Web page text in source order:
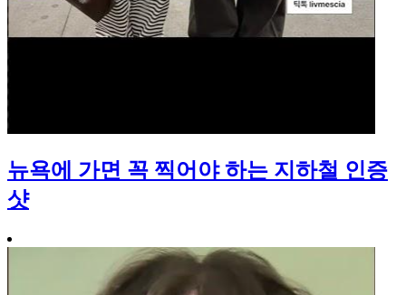
뉴욕에 가면 꼭 찍어야 하는 지하철 인증
샷